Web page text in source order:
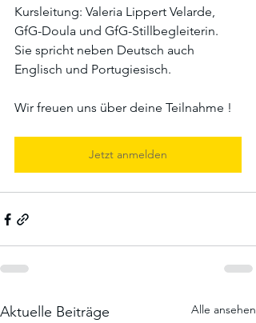
Kursleitung: Valeria Lippert Velarde,
GfG-Doula und GfG-Stillbegleiterin.
Sie spricht neben Deutsch auch
Englisch und Portugiesisch.
Wir freuen uns über deine Teilnahme !
Jetzt anmelden
Aktuelle Beiträge Alle ansehen